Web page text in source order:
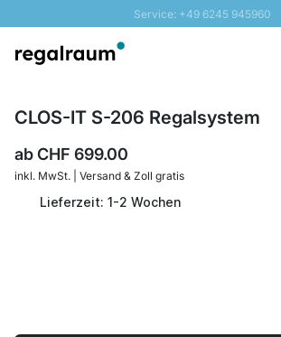
Service: +49 6245 945960
Versand & Zoll gratis ab 300 CHF
CLOS-IT S-206 Regalsystem
abCHF 699.00
inkl. MwSt. | Versand & Zoll gratis
Lieferzeit: 1-2 Wochen